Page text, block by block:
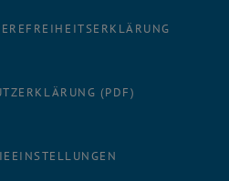
(PDF)